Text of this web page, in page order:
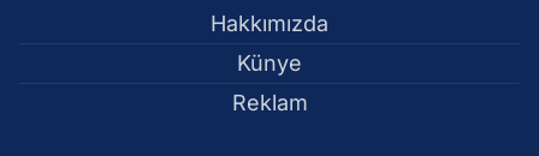
Hakkımızda
Künye
Reklam